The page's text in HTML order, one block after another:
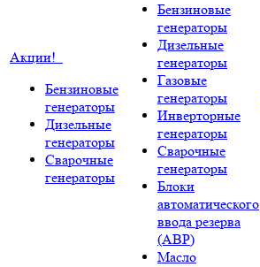
Акции!
Бензиновые
генераторы
Дизельные
генераторы
Сварочные
генераторы
Бензиновые
генераторы
Дизельные
генераторы
Газовые
генераторы
Инверторные
генераторы
Сварочные
генераторы
Блоки
автоматического
ввода резерва
(АВР)
Масло